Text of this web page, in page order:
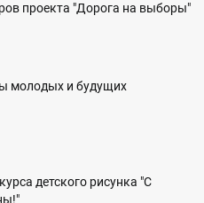
проекта "Дорога на выборы"
молодых и будущих
детского рисунка "С